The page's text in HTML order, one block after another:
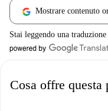
Mostrare contenuto
Stai leggendo una
Cosa offre questa